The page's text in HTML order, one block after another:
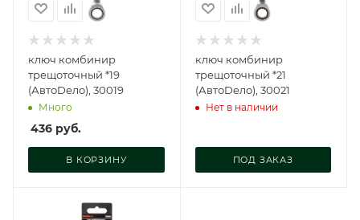
ключ комбинир
трещоточный *19
(АвтоDело), 30019
Много
436 руб.
В КОРЗИНУ
ключ комбинир
трещоточный *21
(АвтоDело), 30021
Нет в наличии
ПОД ЗАКАЗ